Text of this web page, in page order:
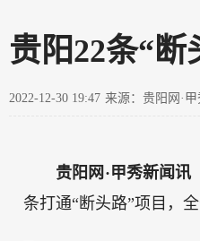
贵阳22条“
2022-12-30 19:47 来源：贵阳网·甲
贵阳网·甲秀新闻讯
条打通“断头路”项目，